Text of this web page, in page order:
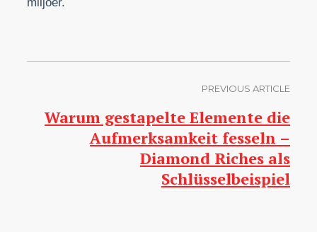
PREVIOUS ARTICLE
Warum gestapelte Elemente die
Aufmerksamkeit fesseln –
Diamond Riches als
Schlüsselbeispiel